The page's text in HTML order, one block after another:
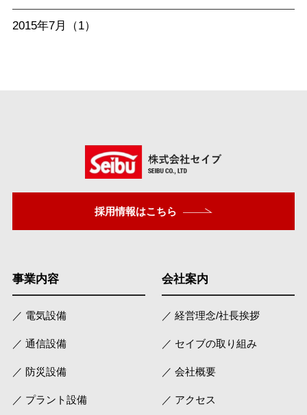
2015年7月（1）
採用情報はこちら
事業内容
／ 電気設備
／ 通信設備
／ 防災設備
／ プラント設備
会社案内
／ 経営理念/社長挨拶
／ セイブの取り組み
／ 会社概要
／ アクセス